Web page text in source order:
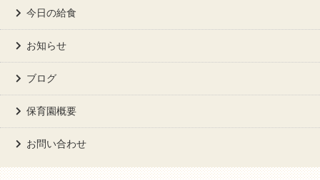
今日の給食
お知らせ
ブログ
保育園概要
お問い合わせ